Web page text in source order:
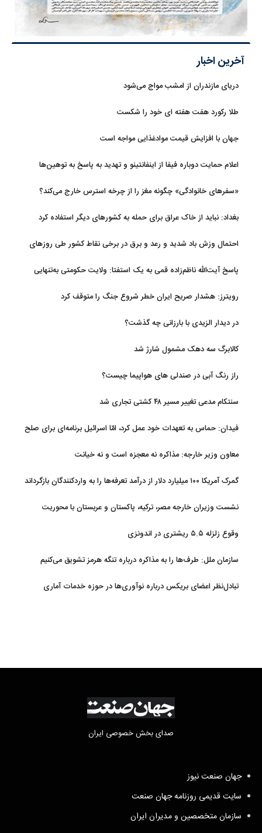
آخرین اخبار
دریای مازندران از امشب مواج می‌شود
طلا رکورد هفت هفته ای خود را شکست
جهان با افزایش قیمت موادغذایی مواجه است
اعلام حمایت دوباره فیفا از اینفانتینو و تهدید به پاسخ به توهین‌ها
«سفرهای خانوادگی» چگونه مغز را از چرخه استرس خارج می‌کند؟
بغداد: نباید از خاک عراق برای حمله به کشورهای دیگر استفاده کرد
احتمال وزش باد شدید و رعد و برق در برخی نقاط کشور طی روزهای
پاسخ آیت‌الله ناظم‌زاده قمی به یک استفتا: ولایت حکومتی به‌تنهایی
رویترز: هشدار صریح ایران خطر شروع جنگ را متوقف کرد
در دیدار الزیدی با بارزانی چه گذشت؟
کالابرگ سه دهک مشمول شارژ شد
راز رنگ آبی در صندلی های هواپیما چیست؟
سنتکام مدعی تغییر مسیر ۴۸ کشتی تجاری شد
فیدان: حماس به تعهدات خود عمل کرد، امّا اسرائیل برنامه‌ای برای صلح
معاون وزیر خارجه: مذاکره نه معجزه است و نه خیانت
گمرک آمریکا ۱۰۰ میلیارد دلار از درآمد تعرفه‌ها را به واردکنندگان بازگرداند
نشست وزیران خارجه مصر، ترکیه، پاکستان و عربستان با محوریت
وقوع زلزله ۵.۵ ریشتری در اندونزی
سازمان ملل: طرف‌ها را به مذاکره درباره تنگه هرمز تشویق می‌کنیم
تبادل‌نظر اعضای بریکس درباره نوآوری‌ها در حوزه خدمات آماری
صدای بخش خصوصی ایران
جهان صنعت نیوز
سایت قدیمی روزنامه جهان صنعت
سازمان متخصصین و مدیران ایران